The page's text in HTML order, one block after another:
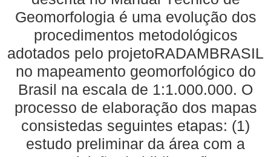
Geomorfologia é uma evolução dos
procedimentos metodológicos
adotados pelo projetoRADAMBRASIL
no mapeamento geomorfológico do
Brasil na escala de 1:1.000.000. O
processo de elaboração dos mapas
consistedas seguintes etapas: (1)
estudo preliminar da área com a